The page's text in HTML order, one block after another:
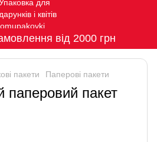
від 2000 грн
пакети Паперові пакети
паперовий пакет